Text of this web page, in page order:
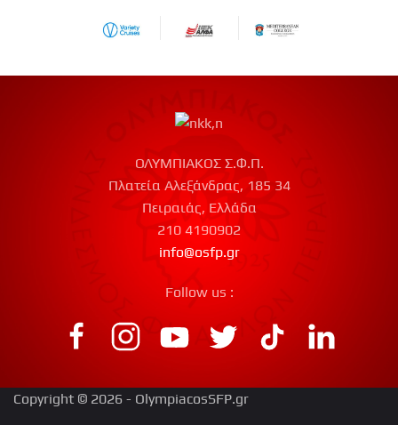
ΟΛΥΜΠΙΑΚΟΣ Σ.Φ.Π.
Πλατεία Αλεξάνδρας, 185 34
Πειραιάς, Ελλάδα
210 4190902
info@osfp.gr
Follow us :
Copyright © 2026 - OlympiacosSFP.gr